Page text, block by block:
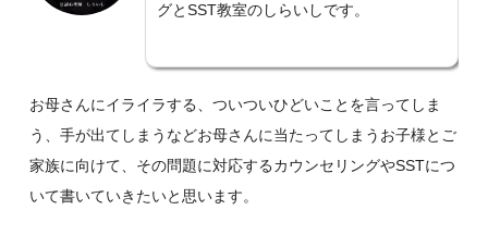
グとSST教室のしらいしです。
お母さんにイライラする、ついついひどいことを言ってしま
う、手が出てしまうなどお母さんに当たってしまうお子様とご
家族に向けて、その問題に対応するカウンセリングやSSTにつ
いて書いていきたいと思います。